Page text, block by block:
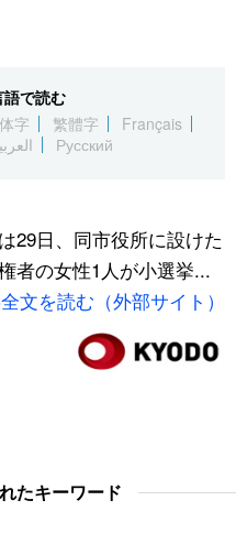
Русский
で読む
字 繁體字
Français
Русский
29日、同市役所に設けた
者の女性1人が小選挙...
文を読む（外部サイト）
たキーワード